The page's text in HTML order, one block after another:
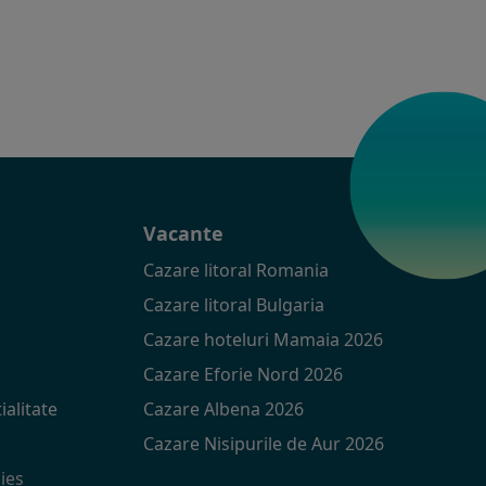
Vacante
Cazare litoral Romania
Cazare litoral Bulgaria
Cazare hoteluri Mamaia 2026
Cazare Eforie Nord 2026
Cazare Albena 2026
Cazare Nisipurile de Aur 2026